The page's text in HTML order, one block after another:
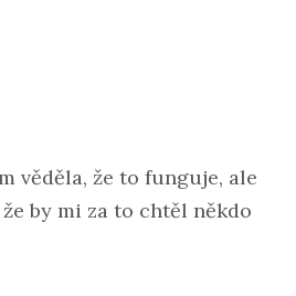
věděla, že to funguje, ale
by mi za to chtěl někdo